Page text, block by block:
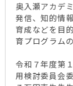
奥入瀬アカデ
発信、知的情
育成などを目
育プログラム
令和７年度第
用検討委員会